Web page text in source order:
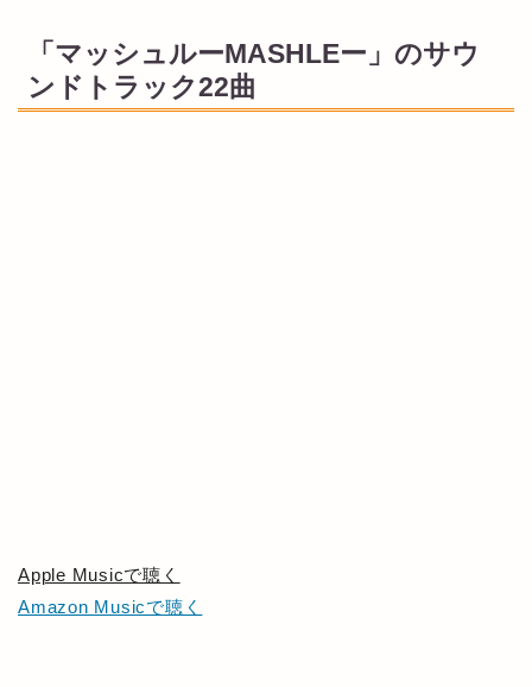
「マッシュルーMASHLEー」のサウ
ンドトラック22曲
Apple Musicで聴く
Amazon Musicで聴く